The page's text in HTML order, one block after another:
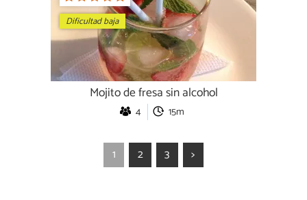
Dificultad baja
Mojito de fresa sin alcohol
4 15m
1 2 3 >